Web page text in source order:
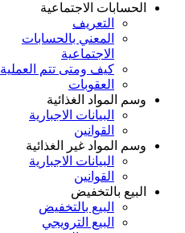
الحسابات الاجتماعية
التعريف
المعني بالحسابات
الاجتماعية
كيف ومتى تتم العملية
العقوبات
وسم المواد الغذائية
البيانات الاجبارية
القوانين
وسم المواد غير الغذائية
البيانات الاجبارية
القوانين
البيع بالتخفيض
البيع بالتخفيض
البيع الترويجي